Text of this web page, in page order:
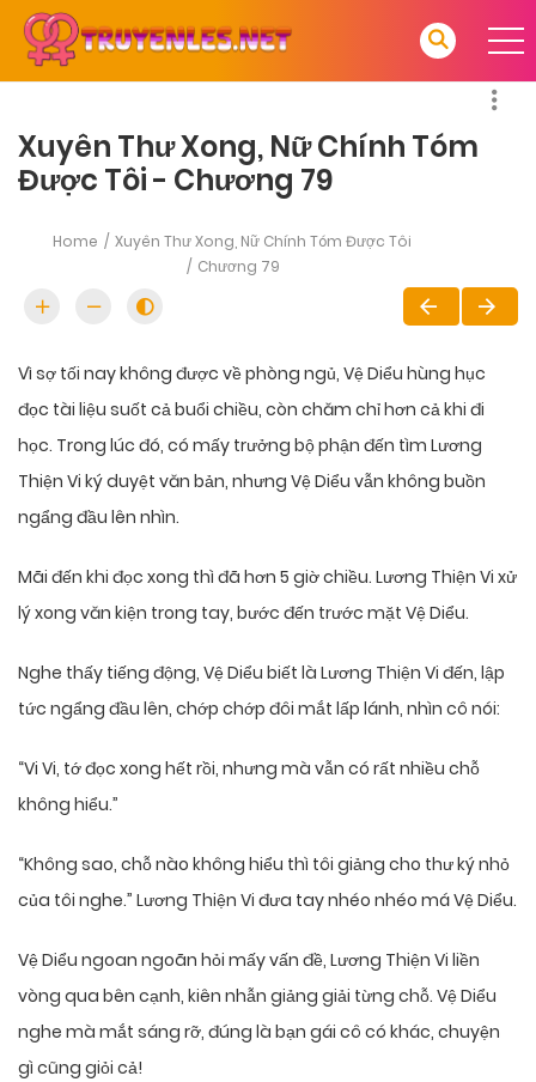
Xuyên Thư Xong, Nữ Chính Tóm
Được Tôi - Chương 79
Home
Xuyên Thư Xong, Nữ Chính Tóm Được Tôi
Chương 79
Vì sợ tối nay không được về phòng ngủ, Vệ Diểu hùng hục
đọc tài liệu suốt cả buổi chiều, còn chăm chỉ hơn cả khi đi
học. Trong lúc đó, có mấy trưởng bộ phận đến tìm Lương
Thiện Vi ký duyệt văn bản, nhưng Vệ Diểu vẫn không buồn
ngẩng đầu lên nhìn.
Mãi đến khi đọc xong thì đã hơn 5 giờ chiều. Lương Thiện Vi xử
lý xong văn kiện trong tay, bước đến trước mặt Vệ Diểu.
Nghe thấy tiếng động, Vệ Diểu biết là Lương Thiện Vi đến, lập
tức ngẩng đầu lên, chớp chớp đôi mắt lấp lánh, nhìn cô nói:
“Vi Vi, tớ đọc xong hết rồi, nhưng mà vẫn có rất nhiều chỗ
không hiểu.”
“Không sao, chỗ nào không hiểu thì tôi giảng cho thư ký nhỏ
của tôi nghe.” Lương Thiện Vi đưa tay nhéo nhéo má Vệ Diểu.
Vệ Diểu ngoan ngoãn hỏi mấy vấn đề, Lương Thiện Vi liền
vòng qua bên cạnh, kiên nhẫn giảng giải từng chỗ. Vệ Diểu
nghe mà mắt sáng rỡ, đúng là bạn gái cô có khác, chuyện
gì cũng giỏi cả!